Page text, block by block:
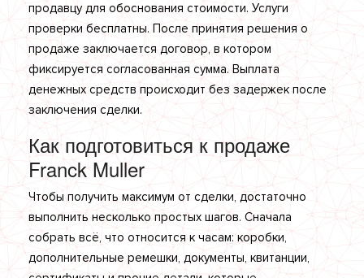
продавцу для обоснования стоимости. Услуги
проверки бесплатны. После принятия решения о
продаже заключается договор, в котором
фиксируется согласованная сумма. Выплата
денежных средств происходит без задержек после
заключения сделки.
Как подготовиться к продаже
Franck Muller
Чтобы получить максимум от сделки, достаточно
выполнить несколько простых шагов. Сначала
собрать всё, что относится к часам: коробки,
дополнительные ремешки, документы, квитанции,